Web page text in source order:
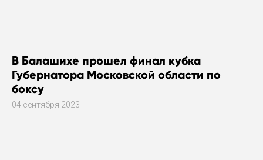
В Балашихе прошел финал кубка
Губернатора Московской области по
боксу
04 сентября 2023